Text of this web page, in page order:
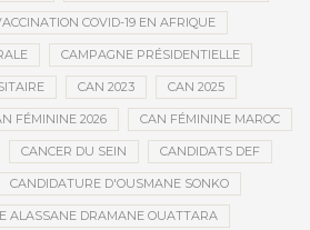
COVID-19 EN AFRIQUE
CAMPAGNE PRÉSIDENTIELLE
CAN 2023 CAN 2025
FÉMININE 2026 CAN FÉMININE MAROC
CANCER DU SEIN CANDIDATS DEF
CANDIDATURE D'OUSMANE SONKO
ALASSANE DRAMANE OUATTARA